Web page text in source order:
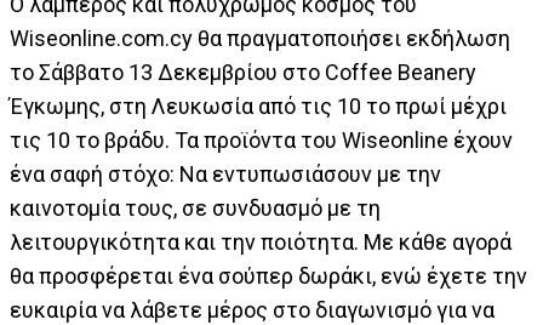
Wiseonline.com.cy θα πραγματοποιήσει εκδήλωση
το Σάββατο 13 Δεκεμβρίου στο Coffee Beanery
Έγκωμης, στη Λευκωσία από τις 10 το πρωί μέχρι
τις 10 το βράδυ. Τα προϊόντα του Wiseonline έχουν
ένα σαφή στόχο: Να εντυπωσιάσουν με την
καινοτομία τους, σε συνδυασμό με τη
λειτουργικότητα και την ποιότητα. Με κάθε αγορά
θα προσφέρεται ένα σούπερ δωράκι, ενώ έχετε την
ευκαιρία να λάβετε μέρος στο διαγωνισμό για να